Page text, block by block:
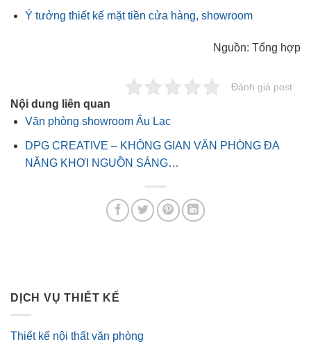
Ý tưởng thiết kế mặt tiền cửa hàng, showroom
Nguồn: Tổng hợp
Đánh giá post
Nội dung liên quan
Văn phòng showroom Âu Lạc
DPG CREATIVE – KHÔNG GIAN VĂN PHÒNG ĐA
NĂNG KHƠI NGUỒN SÁNG…
DỊCH VỤ THIẾT KẾ
Thiết kế nội thất văn phòng